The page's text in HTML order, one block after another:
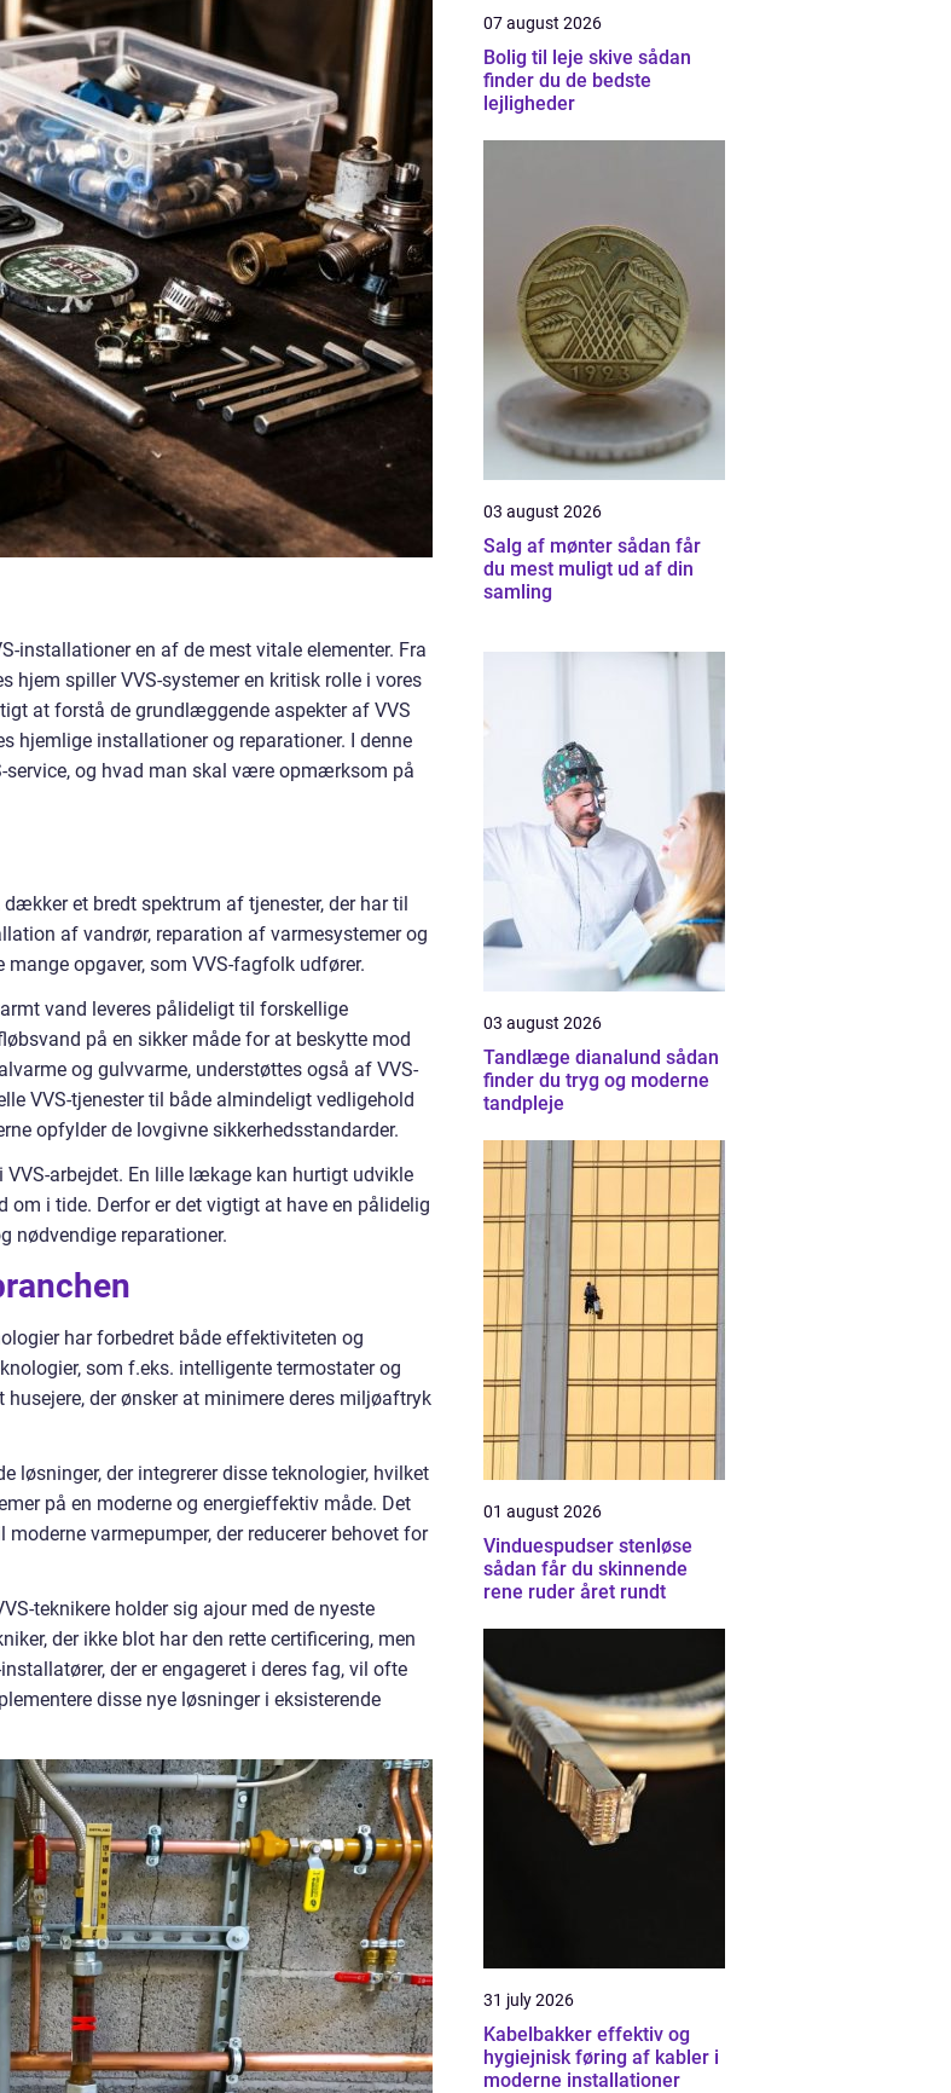
installationer en af de mest vitale elementer. Fra
hjem spiller VVS-systemer en kritisk rolle i vores
at forstå de grundlæggende aspekter af VVS
hjemlige installationer og reparationer. I denne
service, og hvad man skal være opmærksom på
et bredt spektrum af tjenester, der har til
af vandrør, reparation af varmesystemer og
opgaver, som VVS-fagfolk udfører.
vand leveres pålideligt til forskellige
på en sikker måde for at beskytte mod
og gulvvarme, understøttes også af VVS-
VVS-tjenester til både almindeligt vedligehold
opfylder de lovgivne sikkerhedsstandarder.
arbejdet. En lille lækage kan hurtigt udvikle
i tide. Derfor er det vigtigt at have en pålidelig
nødvendige reparationer.
har forbedret både effektiviteten og
som f.eks. intelligente termostater og
der ønsker at minimere deres miljøaftryk
løsninger, der integrerer disse teknologier, hvilket
på en moderne og energieffektiv måde. Det
varmepumper, der reducerer behovet for
teknikere holder sig ajour med de nyeste
der ikke blot har den rette certificering, men
der er engageret i deres fag, vil ofte
disse nye løsninger i eksisterende
07 august 2026
Bolig til leje skive sådan
finder du de bedste
lejligheder
03 august 2026
Salg af mønter sådan får
du mest muligt ud af din
samling
03 august 2026
Tandlæge dianalund sådan
finder du tryg og moderne
tandpleje
01 august 2026
Vinduespudser stenløse
sådan får du skinnende
rene ruder året rundt
31 july 2026
Kabelbakker effektiv og
hygiejnisk føring af kabler i
moderne installationer